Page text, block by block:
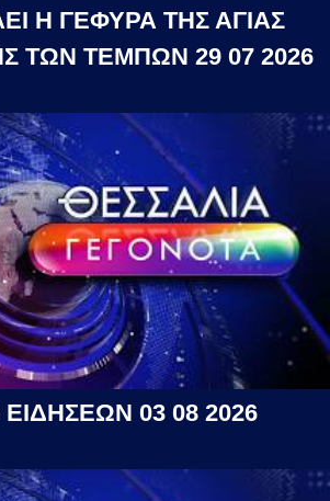
Η ΓΕΦΥΡΑ ΤΗΣ ΑΓΙΑΣ
ΤΩΝ ΤΕΜΠΩΝ 29 07 2026
03 08 2026